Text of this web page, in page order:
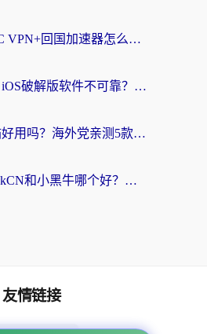
海外党必看：PC VPN+回国加速器怎么选？无缝访问国内资源全攻略
海外党别踩坑！iOS破解版软件不可靠？教你选对回国加速器无缝看国内资源
雷神手游和快喵好用吗？海外党亲测5款回国加速器，附斧牛Bling对比+微信视频号解决办法
海外党纠结ChickCN和小黑牛哪个好？一篇帮你选对回国加速器的实用指南
友情链接